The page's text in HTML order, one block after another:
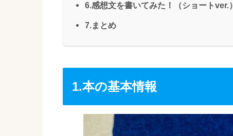
6.感想文を書いてみた！（ショートver.）
7.まとめ
1.本の基本情報